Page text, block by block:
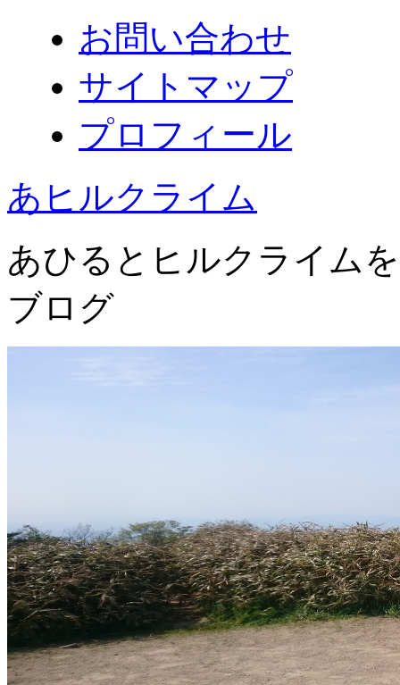
お問い合わせ
サイトマップ
プロフィール
あヒルクライム
あひるとヒルクライム
ブログ